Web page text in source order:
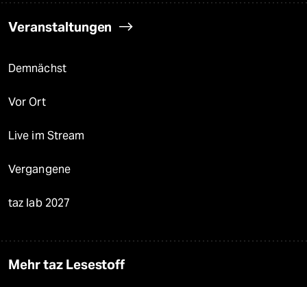
Veranstaltungen
Demnächst
Vor Ort
Live im Stream
Vergangene
taz lab 2027
Mehr taz Lesestoff